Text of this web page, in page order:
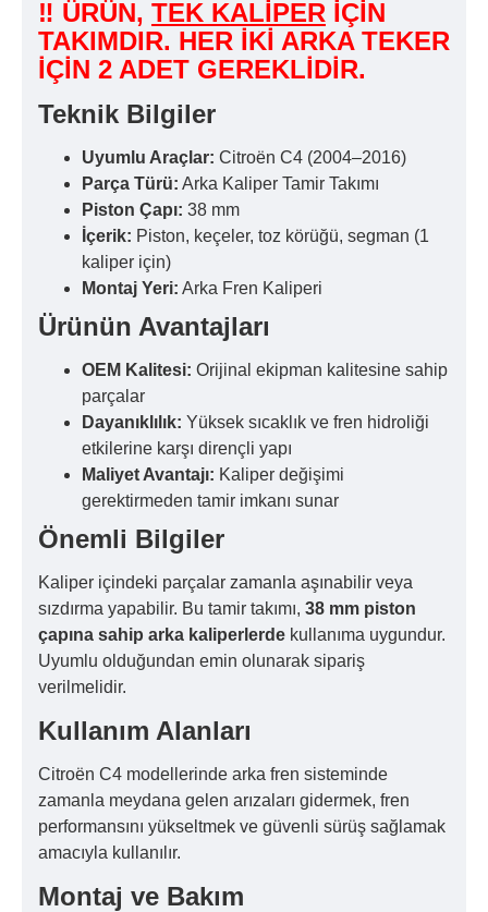
‼ ÜRÜN, TEK KALİPER İÇİN
TAKIMDIR. HER İKİ ARKA TEKER
İÇİN 2 ADET GEREKLİDİR.
Teknik Bilgiler
Uyumlu Araçlar: Citroën C4 (2004–2016)
Parça Türü: Arka Kaliper Tamir Takımı
Piston Çapı: 38 mm
İçerik: Piston, keçeler, toz körüğü, segman (1
kaliper için)
Montaj Yeri: Arka Fren Kaliperi
Ürünün Avantajları
OEM Kalitesi: Orijinal ekipman kalitesine sahip
parçalar
Dayanıklılık: Yüksek sıcaklık ve fren hidroliği
etkilerine karşı dirençli yapı
Maliyet Avantajı: Kaliper değişimi
gerektirmeden tamir imkanı sunar
Önemli Bilgiler
Kaliper içindeki parçalar zamanla aşınabilir veya
sızdırma yapabilir. Bu tamir takımı, 38 mm piston
çapına sahip arka kaliperlerde kullanıma uygundur.
Uyumlu olduğundan emin olunarak sipariş
verilmelidir.
Kullanım Alanları
Citroën C4 modellerinde arka fren sisteminde
zamanla meydana gelen arızaları gidermek, fren
performansını yükseltmek ve güvenli sürüş sağlamak
amacıyla kullanılır.
Montaj ve Bakım